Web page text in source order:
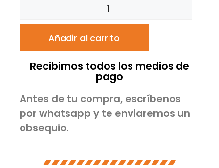
Añadir al carrito
Recibimos todos los medios de
pago
Antes de tu compra, escríbenos
por whatsapp y te enviaremos un
obsequio.